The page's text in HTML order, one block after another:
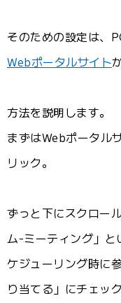
そのための設定は、
Webポータルサイト
方法を説明します。
まずはWebポータル
リック。
ずっと下にスクロー
ム-ミーティング」と
ケジューリング時に
り当てる」にチェッ